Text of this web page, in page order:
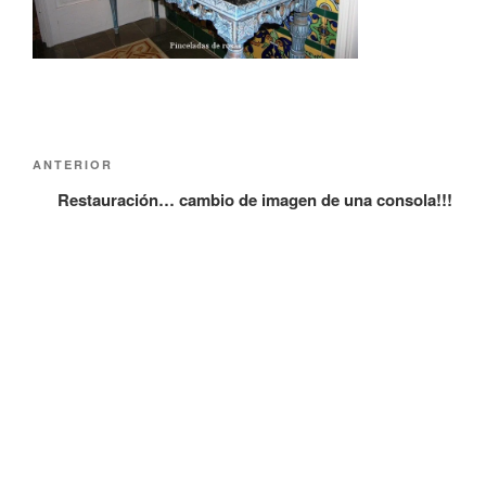
entradas
Entrada
anterior:
ANTERIOR
Restauración… cambio de imagen de una consola!!!